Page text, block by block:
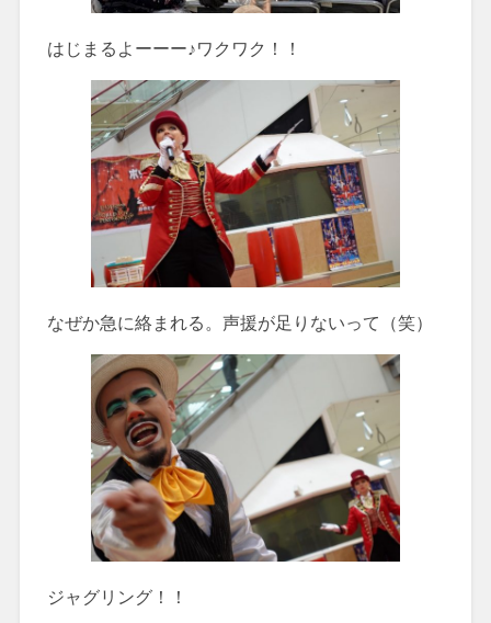
はじまるよーーー♪ワクワク！！
なぜか急に絡まれる。声援が足りないって（笑）
ジャグリング！！